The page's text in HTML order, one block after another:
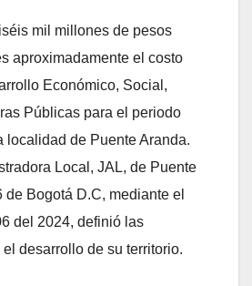
mil millones de pesos
aproximadamente el costo
Económico, Social,
Públicas para el periodo
localidad de Puente Aranda.
Local, JAL, de Puente
de Bogotá D.C, mediante el
del 2024, definió las
desarrollo de su territorio.